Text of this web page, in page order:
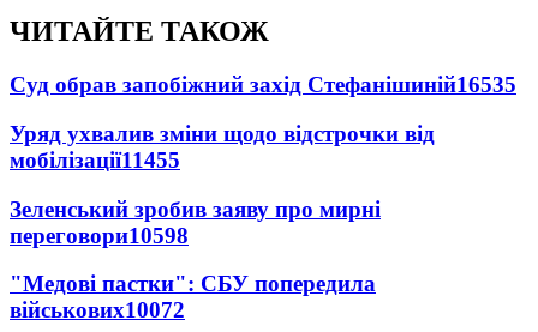
ЧИТАЙТЕ ТАКОЖ
Суд обрав запобіжний захід Стефанішиній16535
Уряд ухвалив зміни щодо відстрочки від
мобілізації11455
Зеленський зробив заяву про мирні
переговори10598
"Медові пастки": СБУ попередила
військових10072